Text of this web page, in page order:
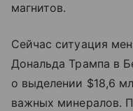
магнитов.
Сейчас ситуация
Дональда Трампа в
о выделении $18,6
важных минералов.